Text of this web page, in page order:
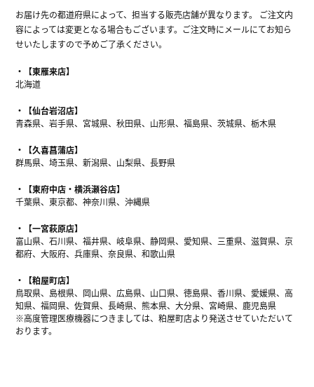
お届け先の都道府県によって、担当する販売店舗が異なります。 ご注文内
容によっては変更となる場合もございます。ご注文時にメールにてお知ら
せいたしますので予めご了承ください。
【東雁来店】
北海道
【仙台岩沼店】
青森県、岩手県、宮城県、秋田県、山形県、福島県、茨城県、栃木県
【久喜菖蒲店】
群馬県、埼玉県、新潟県、山梨県、長野県
【東府中店・横浜瀬谷店】
千葉県、東京都、神奈川県、沖縄県
【一宮萩原店】
富山県、石川県、福井県、岐阜県、静岡県、愛知県、三重県、滋賀県、京
都府、大阪府、兵庫県、奈良県、和歌山県
【粕屋町店】
鳥取県、島根県、岡山県、広島県、山口県、徳島県、香川県、愛媛県、高
知県、福岡県、佐賀県、長崎県、熊本県、大分県、宮崎県、鹿児島県
※高度管理医療機器につきましては、粕屋町店より発送させていただいて
おります。